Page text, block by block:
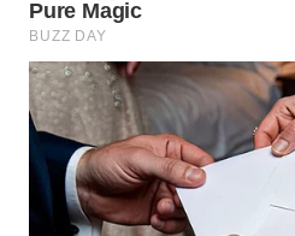
WN
CIANJUR
WN
KEPULAUAN
SERIBU
WN